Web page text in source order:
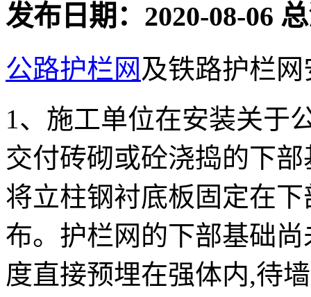
发布日期：2020-08-06
公路护栏网 及铁路护栏
1、施工单位在安装关于
交付砖砌或砼浇捣的下
将立柱钢衬底板固定在
布。护栏网的下部基础
度直接预埋在强体内,待